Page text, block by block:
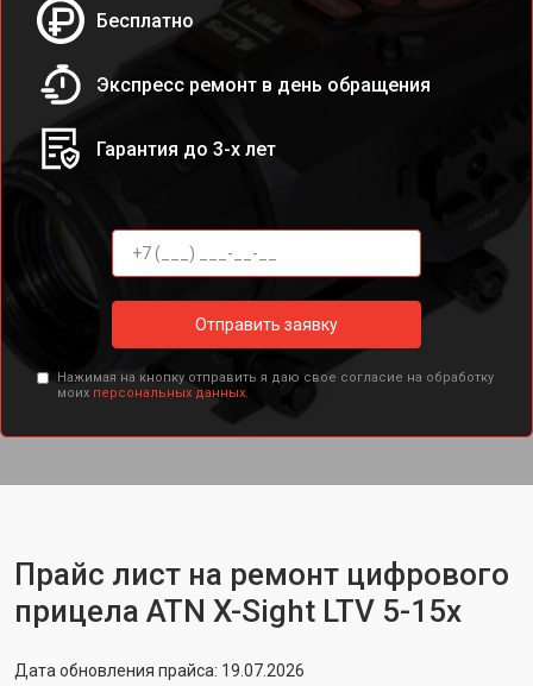
Бесплатно
Экспресс ремонт в день обращения
Гарантия до 3-х лет
Отправить заявку
Нажимая на кнопку отправить я даю свое согласие на обработку
моих персональных данных.
Прайс лист на ремонт цифрового
прицела ATN X-Sight LTV 5-15x
Дата обновления прайса: 19.07.2026